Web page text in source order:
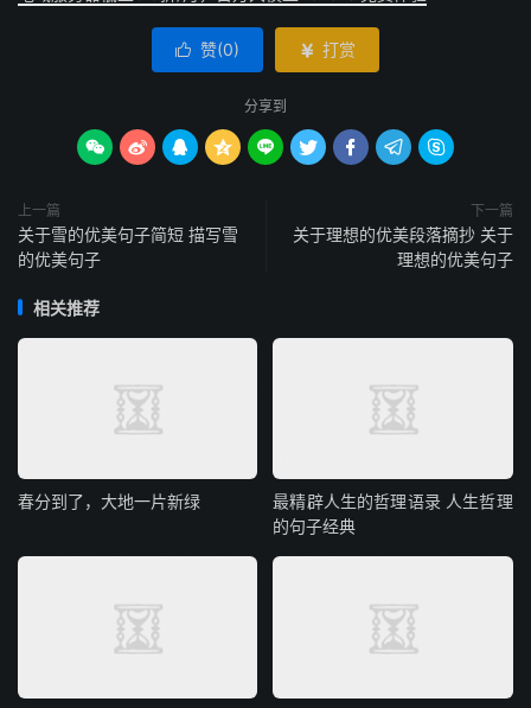
 赞(0)  打赏
分享到
        
上一篇
关于雪的优美句子简短 描写雪
的优美句子
下一篇
关于理想的优美段落摘抄 关于
理想的优美句子
相关推荐
春分到了，大地一片新绿
最精辟人生的哲理语录 人生哲理
的句子经典